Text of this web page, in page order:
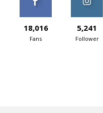
18,016
Fans
5,241
Follower